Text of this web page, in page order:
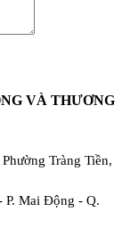
VÀ THƯƠNG
Tràng Tiền,
P. Mai Động - Q.